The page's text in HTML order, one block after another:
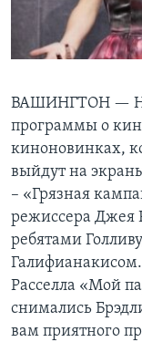
Learning English
Языки
ВАШИНГТОН —
программы о
киноновинках,
выйдут на
– «Грязная
режиссера
ребятами
Расселла «Мой
снимались
вам приятного